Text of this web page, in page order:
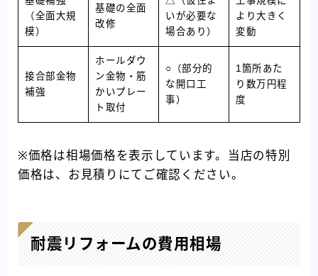
（全面大規
模）
基礎の全面
改修
いが必要な
場合あり）
より大きく
変動
接合部金物
補強
ホールダウ
ン金物・筋
かいプレー
ト取付
○（部分的
な開口工
事）
1箇所あた
り数万円程
度
※価格は相場価格を表示しています。当店の特別
価格は、お見積りにてご確認ください。
耐震リフォームの費用相場